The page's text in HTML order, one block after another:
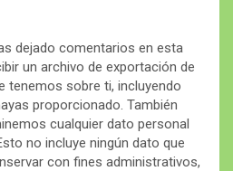
dejado comentarios en esta
un archivo de exportación de
tenemos sobre ti, incluyendo
proporcionado. También
cualquier dato personal
no incluye ningún dato que
con fines administrativos,